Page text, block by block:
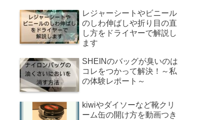
レジャーシートやビニール
のしわ伸ばしや折り目の直
し方をドライヤーで解説し
ます
SHEINのバッグが臭いのは
コレをつかって解決！～私
の体験レポート～
kiwiやダイソーなど靴クリ
ーム缶の開け方を動画つき